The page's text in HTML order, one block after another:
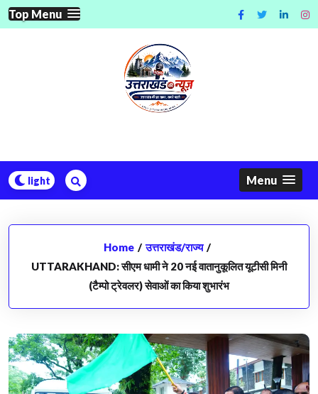
Skip
to
Top Menu
Menu
Home / उत्तराखंड/राज्य /
UTTARAKHAND: सीएम धामी ने 20 नई वातानुकूलित यूटीसी मिनी
(टैम्पो ट्रेवलर) सेवाओं का किया शुभारंभ